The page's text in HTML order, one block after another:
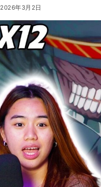
2026年3月2日